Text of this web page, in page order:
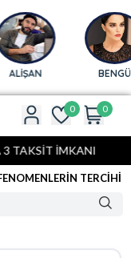
ALİŞAN BENGÜ
0 0
TAKSİT İMKANI
TERCİHİ